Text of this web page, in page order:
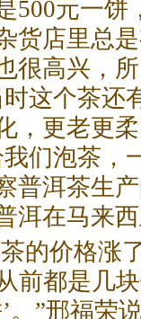
500元一
货店里总
很高兴，
这个茶还
，更老更
们泡茶 ，
普洱茶生
洱在马来
茶的价格涨
前都是几
。”邢福荣